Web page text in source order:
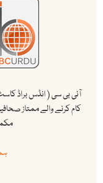
آئی بی سی ( انڈس براڈ
کام کرنے والے ممتاز